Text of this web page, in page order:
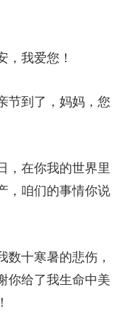
，我爱您！
节到了，妈妈，您
，在你我的世界里
，咱们的事情你说
数十寒暑的悲伤，
你给了我生命中美